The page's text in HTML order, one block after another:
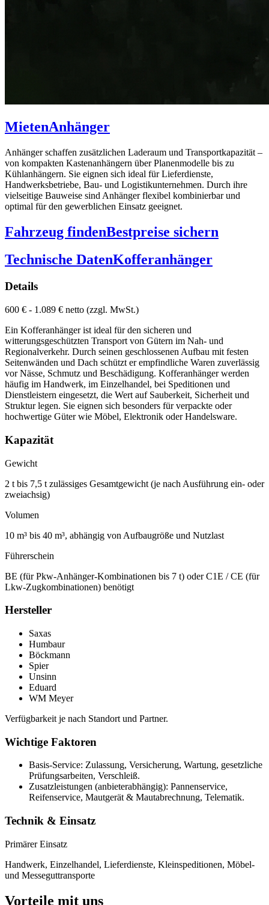
MietenAnhänger
Anhänger schaffen zusätzlichen Laderaum und Transportkapazität –
von kompakten Kastenanhängern über Planenmodelle bis zu
Kühlanhängern. Sie eignen sich ideal für Lieferdienste,
Handwerksbetriebe, Bau- und Logistikunternehmen. Durch ihre
vielseitige Bauweise sind Anhänger flexibel kombinierbar und
optimal für den gewerblichen Einsatz geeignet.
Fahrzeug findenBestpreise sichern
Technische DatenKofferanhänger
Details
600 € - 1.089 € netto (zzgl. MwSt.)
Ein Kofferanhänger ist ideal für den sicheren und
witterungsgeschützten Transport von Gütern im Nah- und
Regionalverkehr. Durch seinen geschlossenen Aufbau mit festen
Seitenwänden und Dach schützt er empfindliche Waren zuverlässig
vor Nässe, Schmutz und Beschädigung. Kofferanhänger werden
häufig im Handwerk, im Einzelhandel, bei Speditionen und
Dienstleistern eingesetzt, die Wert auf Sauberkeit, Sicherheit und
Struktur legen. Sie eignen sich besonders für verpackte oder
hochwertige Güter wie Möbel, Elektronik oder Handelsware.
Kapazität
Gewicht
2 t bis 7,5 t zulässiges Gesamtgewicht (je nach Ausführung ein- oder
zweiachsig)
Volumen
10 m³ bis 40 m³, abhängig von Aufbaugröße und Nutzlast
Führerschein
BE (für Pkw-Anhänger-Kombinationen bis 7 t) oder C1E / CE (für
Lkw-Zugkombinationen) benötigt
Hersteller
Saxas
Humbaur
Böckmann
Spier
Unsinn
Eduard
WM Meyer
Verfügbarkeit je nach Standort und Partner.
Wichtige Faktoren
Basis-Service: Zulassung, Versicherung, Wartung, gesetzliche
Prüfungsarbeiten, Verschleiß.
Zusatzleistungen (anbieterabhängig): Pannenservice,
Reifenservice, Mautgerät & Mautabrechnung, Telematik.
Technik & Einsatz
Primärer Einsatz
Handwerk, Einzelhandel, Lieferdienste, Kleinspeditionen, Möbel-
und Messeguttransporte
Vorteile mit uns